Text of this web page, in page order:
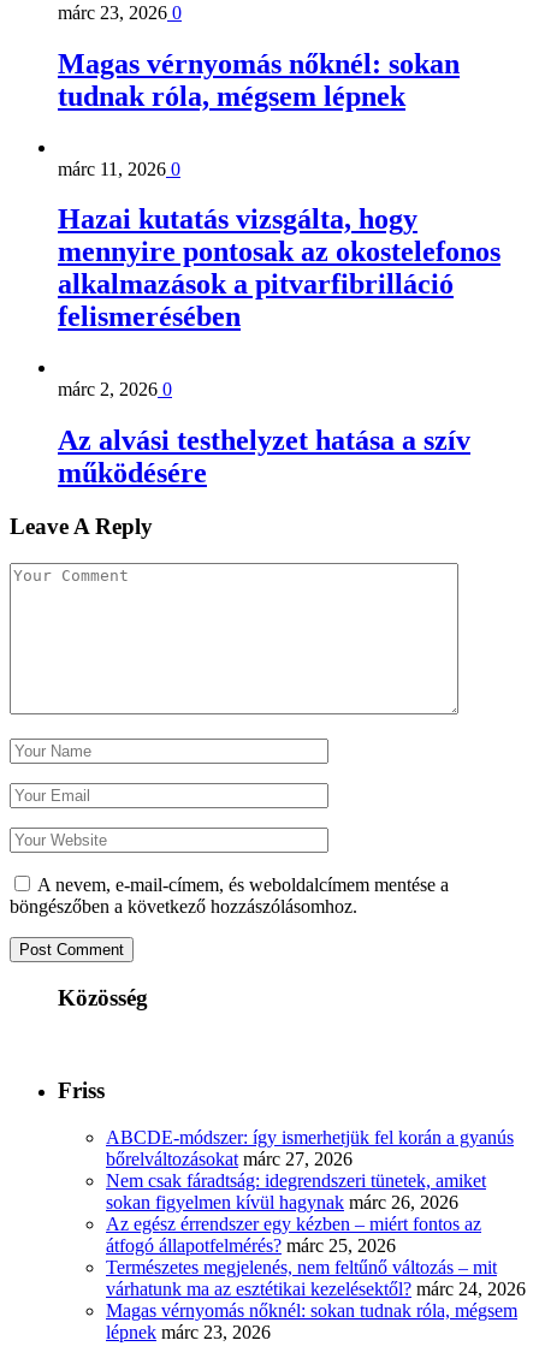
márc 23, 2026 0
Magas vérnyomás nőknél: sokan
tudnak róla, mégsem lépnek
márc 11, 2026 0
Hazai kutatás vizsgálta, hogy
mennyire pontosak az okostelefonos
alkalmazások a pitvarfibrilláció
felismerésében
márc 2, 2026 0
Az alvási testhelyzet hatása a szív
működésére
Leave A Reply
A nevem, e-mail-címem, és weboldalcímem mentése a
böngészőben a következő hozzászólásomhoz.
Közösség
Friss
ABCDE‑módszer: így ismerhetjük fel korán a gyanús
bőrelváltozásokat márc 27, 2026
Nem csak fáradtság: idegrendszeri tünetek, amiket
sokan figyelmen kívül hagynak márc 26, 2026
Az egész érrendszer egy kézben – miért fontos az
átfogó állapotfelmérés? márc 25, 2026
Természetes megjelenés, nem feltűnő változás – mit
várhatunk ma az esztétikai kezelésektől? márc 24, 2026
Magas vérnyomás nőknél: sokan tudnak róla, mégsem
lépnek márc 23, 2026